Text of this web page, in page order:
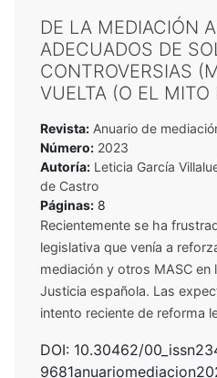
DE LA MEDIACIÓN
ADECUADOS DE
CONTROVERSIAS
VUELTA (O EL MITO
Revista: Anuario de
Número: 2023
Autoría: Leticia García
de Castro
Páginas: 8
Recientemente se ha
legislativa que venía a
mediación y otros MASC en
Justicia española. Las
intento reciente de reforma
DOI: 10.30462/